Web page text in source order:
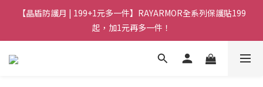
【晶盾防護月 | 199+1元多一件】RAYARMOR全系列保護貼199
起，加1元再多一件！